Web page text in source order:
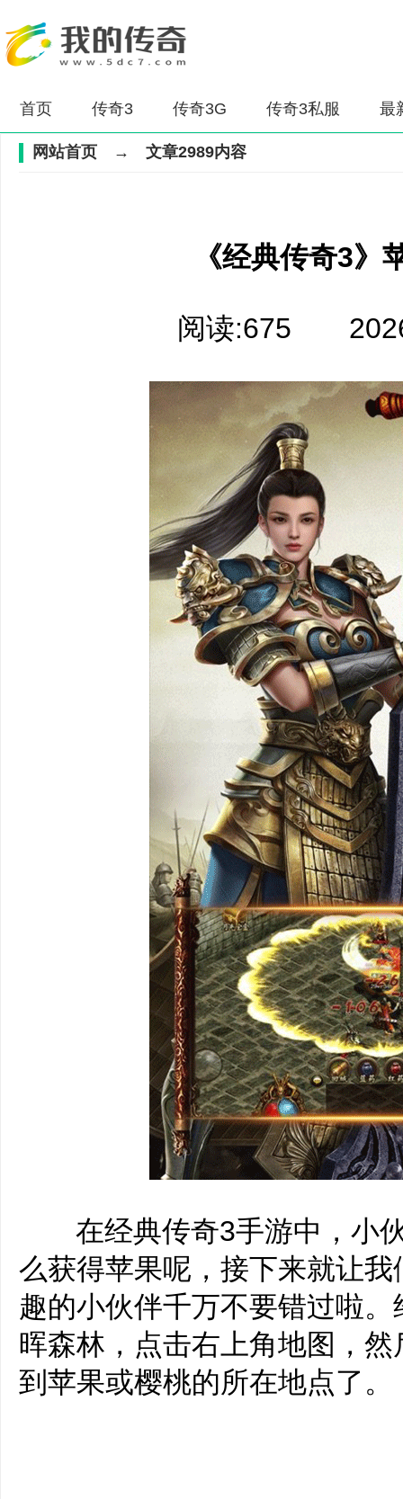
首页 传奇3 传奇3G 传奇3私服 最
网站首页 → 文章2989内容
《经典传奇3》
阅读:675
在经典传奇3手游中，小伙
么获得苹果呢，接下来就让
趣的小伙伴千万不要错过啦
晖森林，点击右上角地图，
到苹果或樱桃的所在地点了。